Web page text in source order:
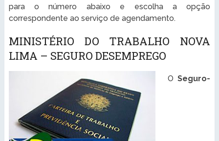
para o número abaixo e escolha a opção
correspondente ao serviço de agendamento.
MINISTÉRIO DO TRABALHO NOVA
LIMA – SEGURO DESEMPREGO
OSeguro-